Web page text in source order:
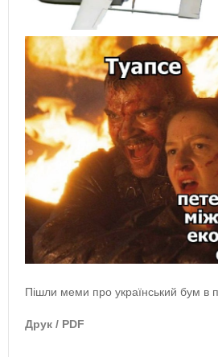
Пішли меми про український бум в
Друк / PDF